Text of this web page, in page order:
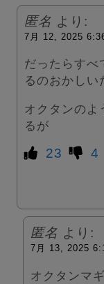
匿名 より:
7月 12, 2025
だったらすべ
るのおかしい
オクタンのよ
るが
23 4
匿名 より:
7月 13, 2025
オクタンマ